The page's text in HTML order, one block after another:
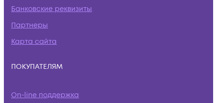
Банковские реквизиты
Партнеры
Карта сайта
ПОКУПАТЕЛЯМ
On-line поддержка